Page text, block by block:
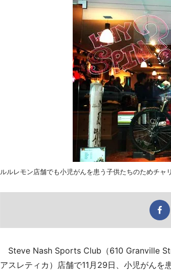
ルルレモン店舗でも小児がんを患う子供たちのためチャ
Steve Nash Sports Club（610 Granville
アスレティカ）店舗で11月29日、小児がんを